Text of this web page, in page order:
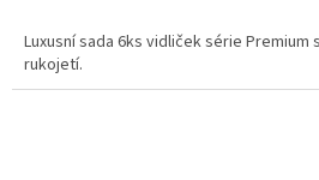
Luxusní sada 6ks vidliček série
rukojetí.